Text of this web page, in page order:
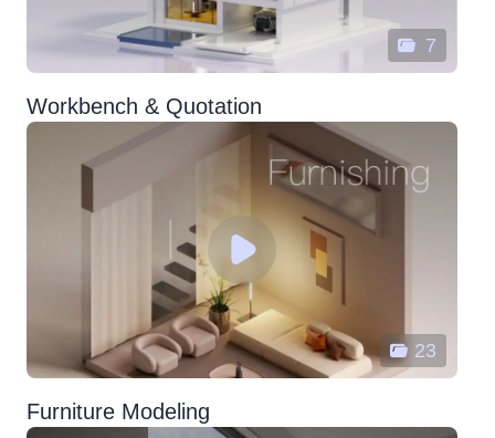
7
Workbench & Quotation
23
Furniture Modeling